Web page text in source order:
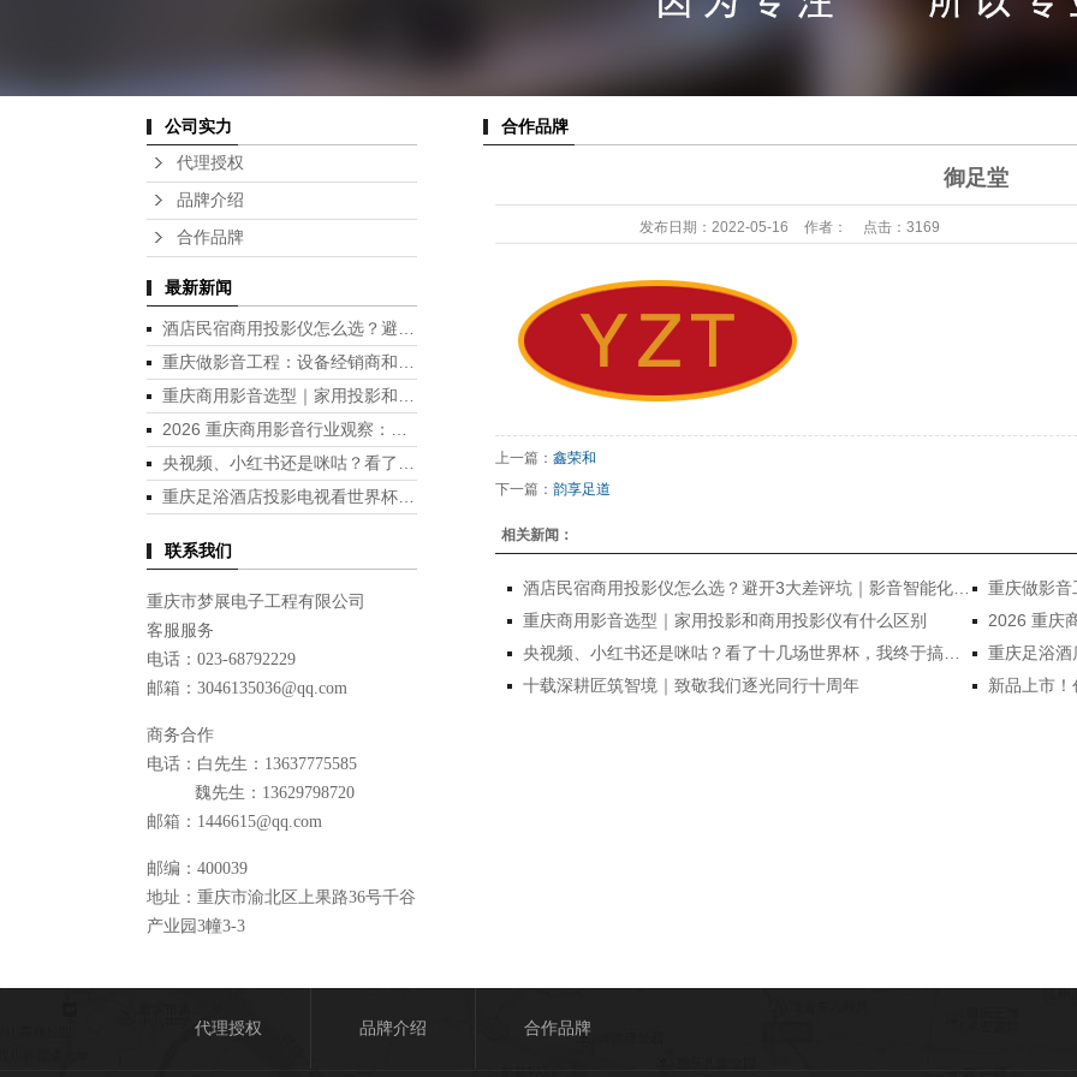
公司实力
代理授权
品牌介绍
合作品牌
最新新闻
联系我们
重庆市梦展电子工程有限公司
客服服务
电话：023-68792229
邮箱：3046135036@qq.com
商务合作
电话：白先生：13637775585
魏先生：13629798720
邮箱：1446615@qq.com
邮编：400039
地址：重庆市渝北区上果路36号千谷
产业园3幢3-3
合作品牌
御足堂
发布日期： 2022-05-16 作者： 点击： 3169
上一篇： 鑫荣和
下一篇： 韵享足道
相关新闻：
重庆做影
重庆商用影音选型｜家用投影和商用投影仪有什么区别
重庆足浴酒
十载深耕匠筑智境｜致敬我们逐光同行十周年
代理授权 品牌介绍 合作品牌